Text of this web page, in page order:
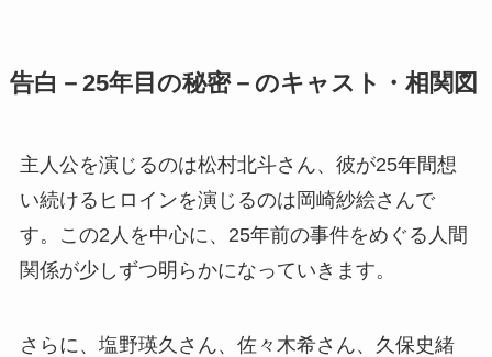
告白－25年目の秘密－のキャスト・相関図
主人公を演じるのは松村北斗さん、彼が25年間想
い続けるヒロインを演じるのは岡崎紗絵さんで
す。この2人を中心に、25年前の事件をめぐる人間
関係が少しずつ明らかになっていきます。
さらに、塩野瑛久さん、佐々木希さん、久保史緒